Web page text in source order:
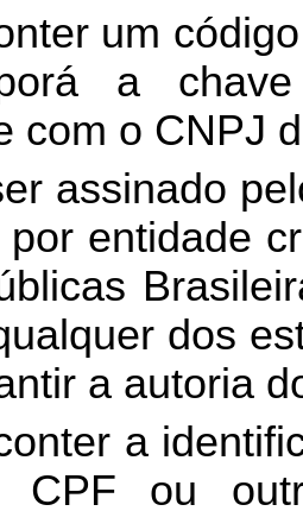
um
a
com o CNPJ
assinado
entidade
dos
a autoria
a
CPF ou